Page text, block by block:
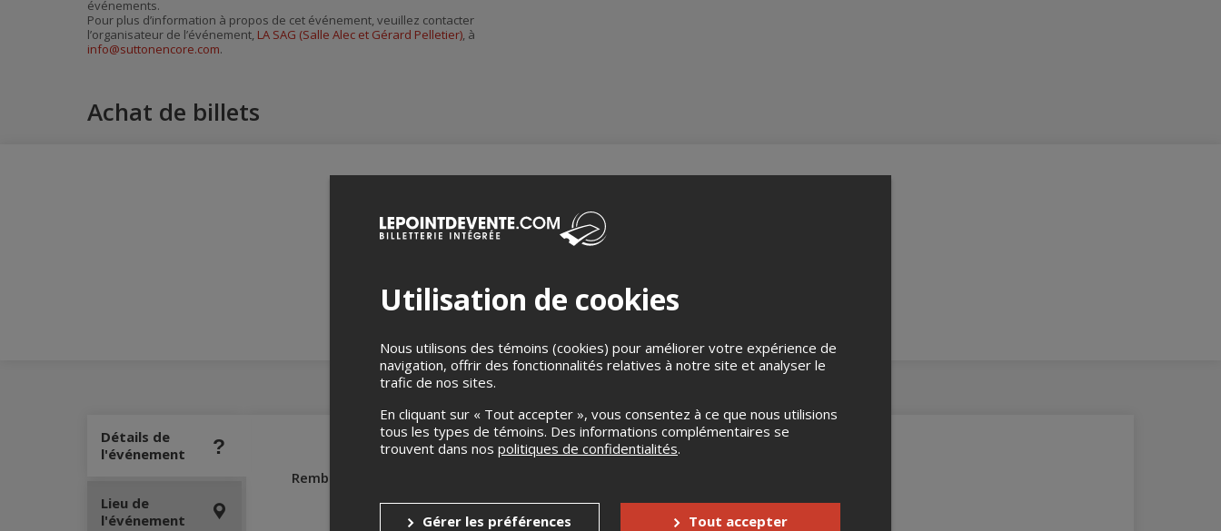
événements.
Pour plus d’information à propos de cet événement, veuillez contacter
l’organisateur de l’événement, LA SAG (Salle Alec et Gérard Pelletier), à
info@suttonencore.com.
Achat de billets
Merci de confirmer que vous n'êtes pas un robot ci-bas.
Détails de
l'événement
Remboursements
Lieu de
l'événement
Utilisation de cookies
Nous utilisons des témoins (cookies) pour améliorer votre expérience de
navigation, offrir des fonctionnalités relatives à notre site et analyser le
trafic de nos sites.
En cliquant sur « Tout accepter », vous consentez à ce que nous utilisions
tous les types de témoins. Des informations complémentaires se
trouvent dans nos politiques de confidentialités.
Gérer les préférences Tout accepter